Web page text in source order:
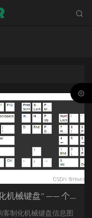
如何从零打造一把专属的 “客制化机械键盘” —— 个人指南来啦
制化机械键盘信息图